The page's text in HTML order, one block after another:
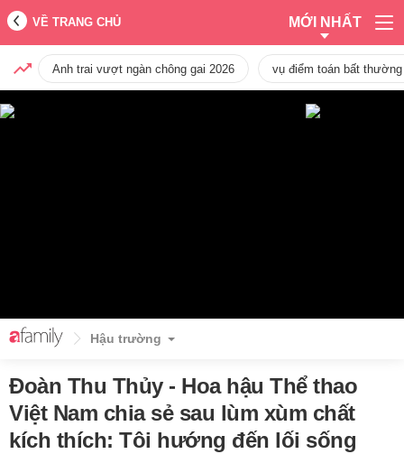
VỀ TRANG CHỦ MỚI NHẤT
Anh trai vượt ngàn chông gai 2026 vụ điểm toán bất
Hậu trường
Đoàn Thu Thủy - Hoa hậu Thể thao
Việt Nam chia sẻ sau lùm xùm chất
kích thích: Tôi hướng đến lối sống